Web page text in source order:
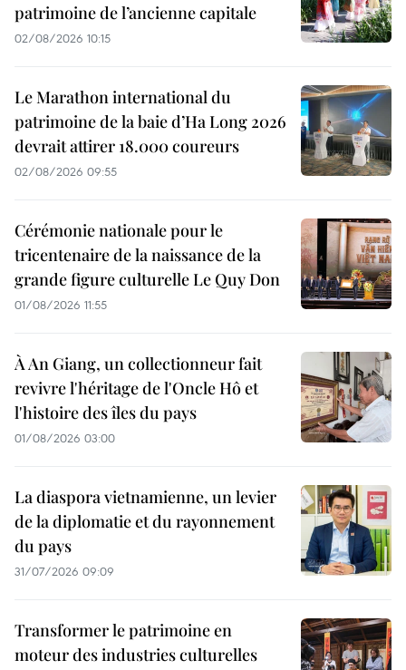
patrimoine de l’ancienne capitale
02/08/2026 10:15
Le Marathon international du
patrimoine de la baie d’Ha Long 2026
devrait attirer 18.000 coureurs
02/08/2026 09:55
Cérémonie nationale pour le
tricentenaire de la naissance de la
grande figure culturelle Le Quy Don
01/08/2026 11:55
À An Giang, un collectionneur fait
revivre l'héritage de l'Oncle Hô et
l'histoire des îles du pays
01/08/2026 03:00
La diaspora vietnamienne, un levier
de la diplomatie et du rayonnement
du pays
31/07/2026 09:09
Transformer le patrimoine en
moteur des industries culturelles